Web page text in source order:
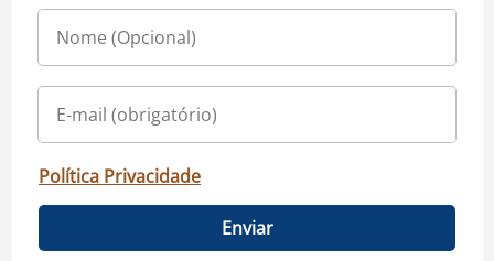
Política Privacidade
Enviar